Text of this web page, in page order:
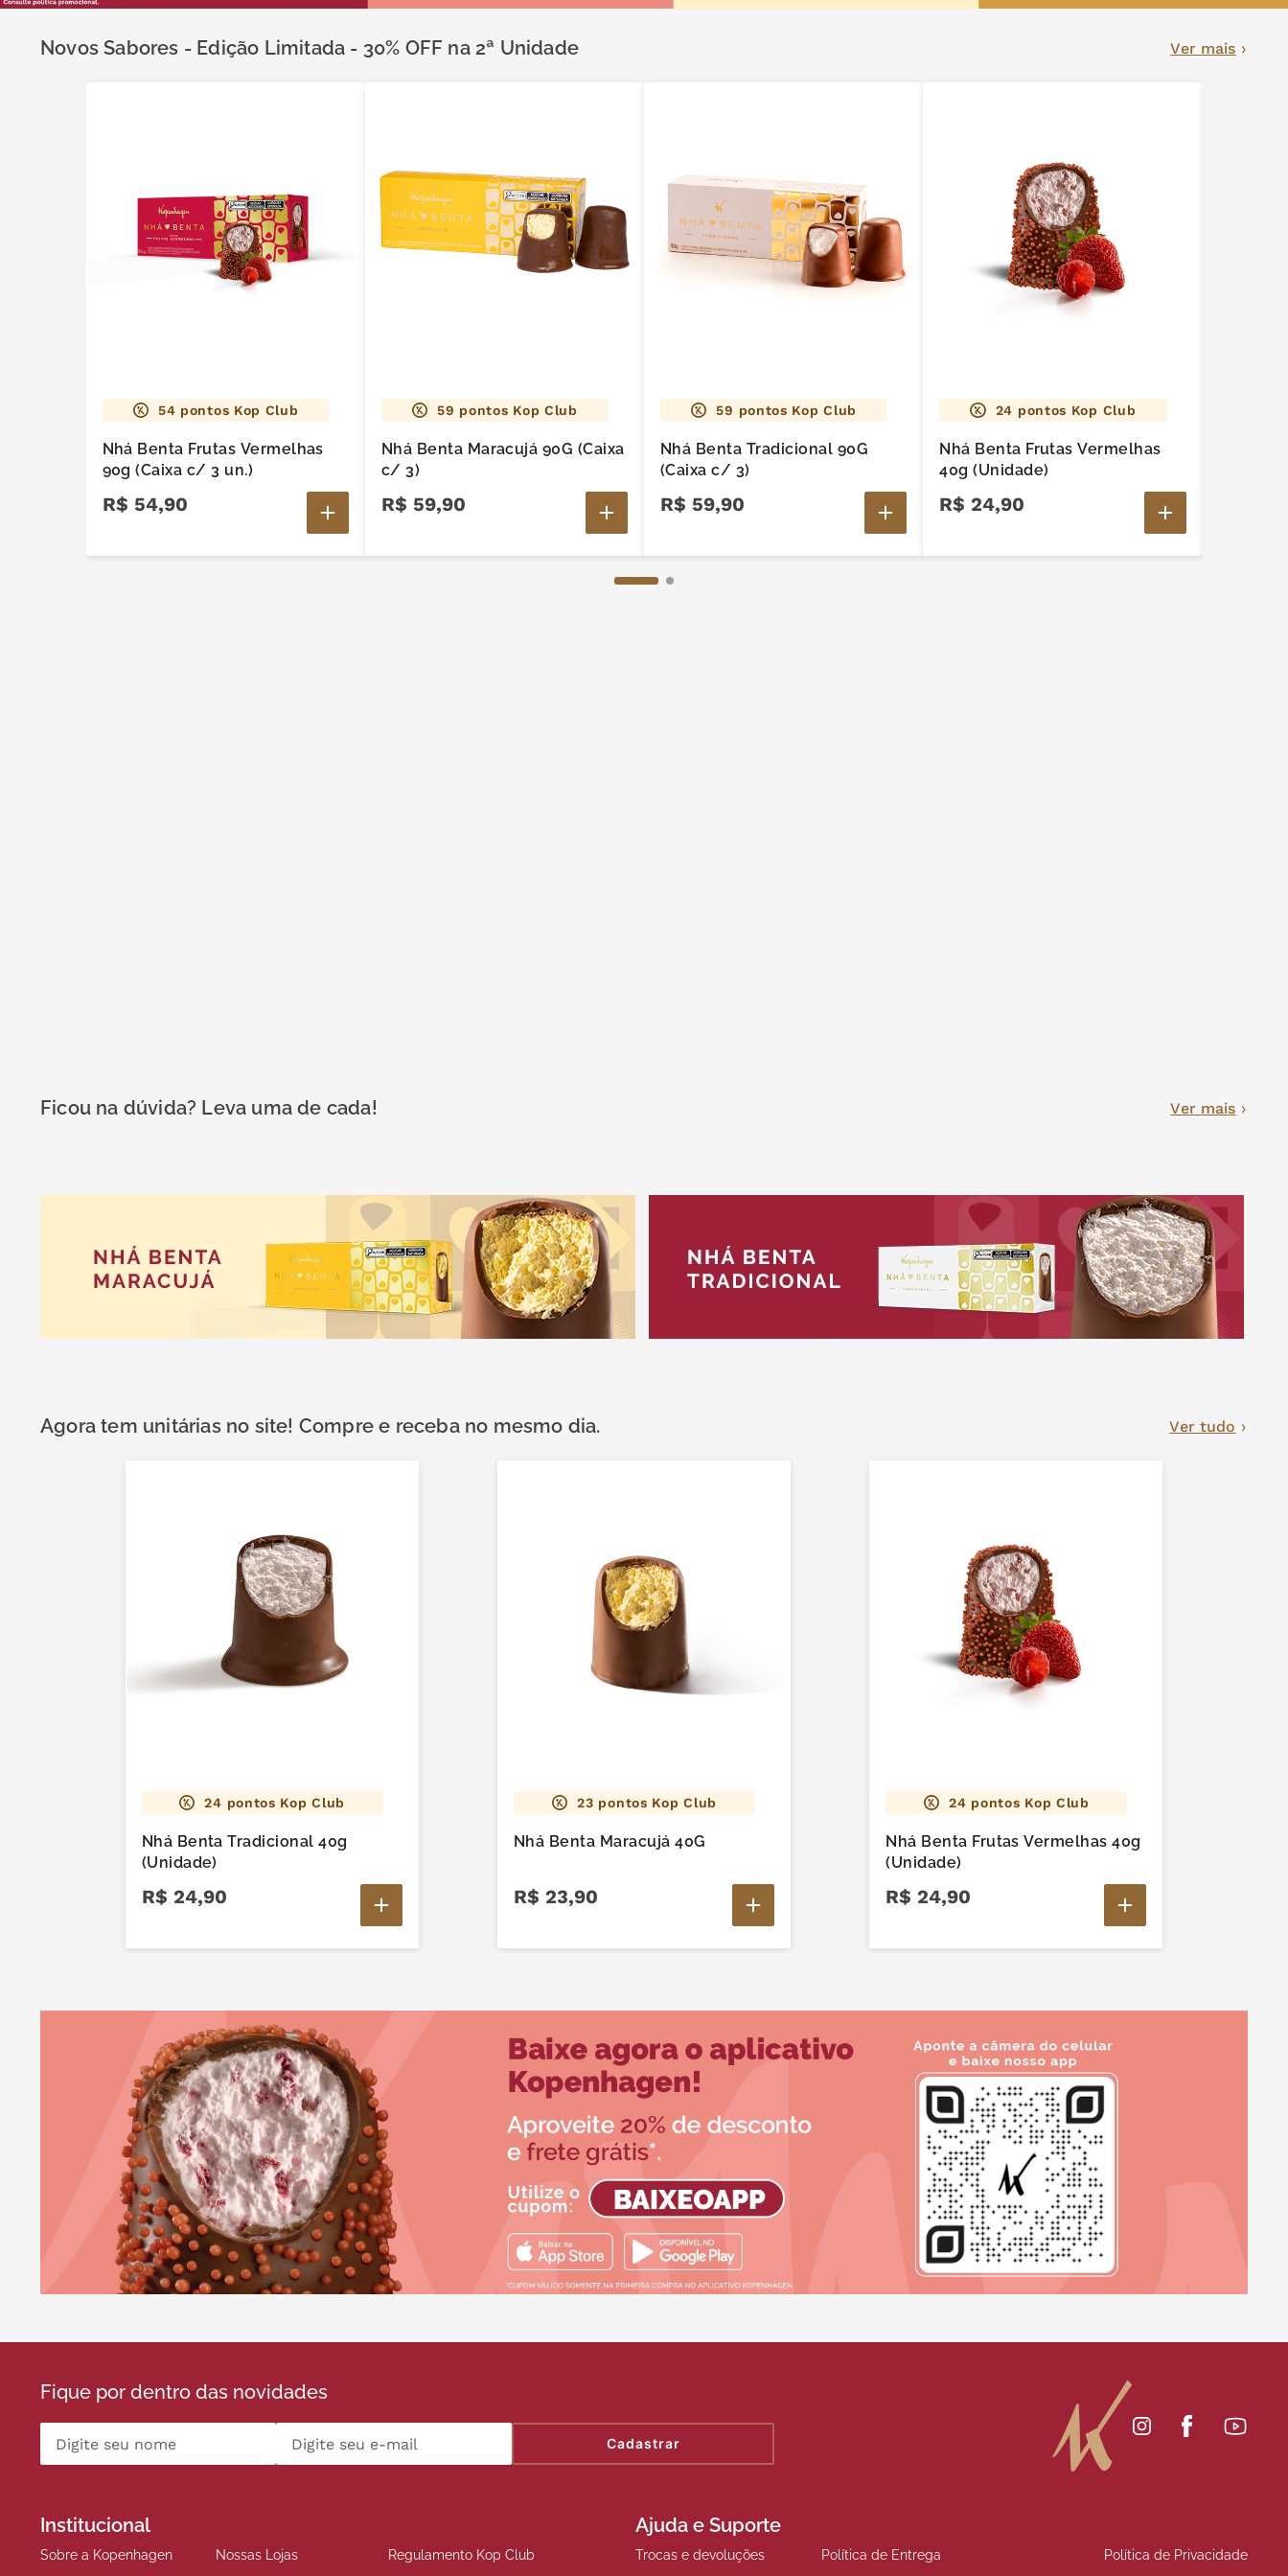
Novos Sabores - Edição Limitada - 30% OFF na 2ª Unidade Ver mais
54 pontos Kop Club
Nhá Benta Frutas Vermelhas
90g (Caixa c/ 3 un.)
R$ 54,90
59 pontos Kop Club
Nhá Benta Maracujá 90G (Caixa
c/ 3)
R$ 59,90
59 pontos Kop Club
Nhá Benta Tradicional 90G
(Caixa c/ 3)
R$ 59,90
24 pontos Kop Club
Nhá Benta Frutas Vermelhas
40g (Unidade)
R$ 24,90
Ficou na dúvida? Leva uma de cada! Ver mais
Agora tem unitárias no site! Compre e receba no mesmo dia. Ver tudo
24 pontos Kop Club
Nhá Benta Tradicional 40g
(Unidade)
R$ 24,90
23 pontos Kop Club
Nhá Benta Maracujá 40G
R$ 23,90
24 pontos Kop Club
Nhá Benta Frutas Vermelhas 40g
(Unidade)
R$ 24,90
Fique por dentro das novidades
Cadastrar
Institucional
Sobre a Kopenhagen Nossas Lojas
Regulamento Kop Club
Ajuda e Suporte
Trocas e devoluções Política de Entrega
Política de Privacidade
trufas